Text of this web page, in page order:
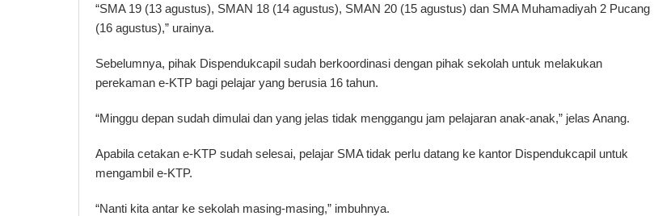
“SMA 19 (13 agustus), SMAN 18 (14 agustus), SMAN 20 (15 agustus) dan SMA Muhamadiyah 2 Pucang
(16 agustus),” urainya.
Sebelumnya, pihak Dispendukcapil sudah berkoordinasi dengan pihak sekolah untuk melakukan
perekaman e-KTP bagi pelajar yang berusia 16 tahun.
“Minggu depan sudah dimulai dan yang jelas tidak menggangu jam pelajaran anak-anak,” jelas Anang.
Apabila cetakan e-KTP sudah selesai, pelajar SMA tidak perlu datang ke kantor Dispendukcapil untuk
mengambil e-KTP.
“Nanti kita antar ke sekolah masing-masing,” imbuhnya.